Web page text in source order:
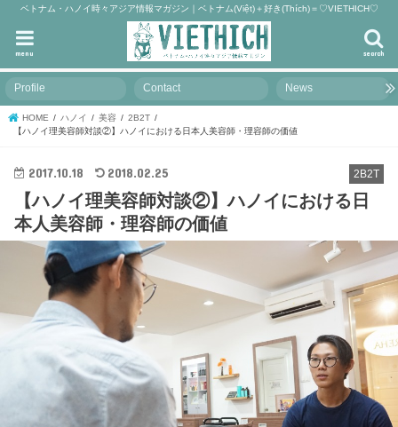
ベトナム・ハノイ時々アジア情報マガジン｜ベトナム(Việt)＋好き(Thích)＝♡VIETHICH♡
search
menu
Profile Contact News
HOME ハノイ 美容
2B2T
【ハノイ理美容師対談②】ハノイにおける日本人美容師・理容師の価値
2B2T
2017.10.18 2018.02.25
【ハノイ理美容師対談②】ハノイにおける日
本人美容師・理容師の価値